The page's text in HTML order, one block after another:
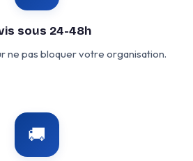
sous 24-48h
ne pas bloquer votre organisation.
🚚